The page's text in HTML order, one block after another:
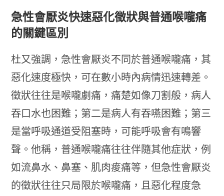
急性會厭炎快速惡化徵狀與普通喉嚨痛
的關鍵區別
杜又強調，急性會厭炎不同於普通喉嚨痛，其
惡化速度極快，可在數小時內病情迅速轉差。
徵狀往往是喉嚨劇痛，痛楚如像刀割般，病人
吞口水也困難；第二是病人有吞嚥困難；第三
是當呼吸通道受阻塞時，可能呼吸會有鳴響
聲。他稱，普通喉嚨痛往往伴隨其他症狀，例
如流鼻水、鼻塞、肌肉痠痛等，但急性會厭炎
的徵狀往往只局限於喉嚨痛，且惡化程度急